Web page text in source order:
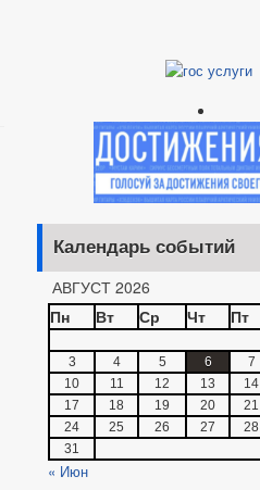
Календарь событий
АВГУСТ 2026
Пн
Вт Ср Чт Пт
3
4 5 6 7
10
11 12 13 14
17
18 19 20 21
24
25 26 27 28
31
« Июн